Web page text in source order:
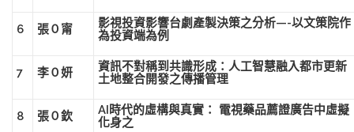
6 張０甯
影視投資影響台劇產製決策之分析—-以文策院作
為投資端為例
7 李０妍
資訊不對稱到共識形成：人工智慧融入都市更新
土地整合開發之傳播管理
8 張０欽
AI時代的虛構與真實： 電視藥品薦證廣告中虛擬
化身之